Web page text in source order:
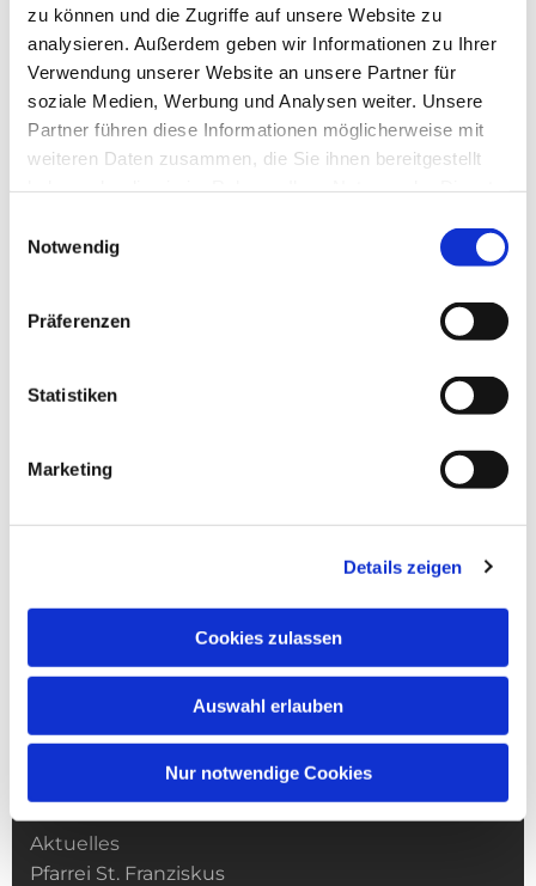
zu können und die Zugriffe auf unsere Website zu
analysieren. Außerdem geben wir Informationen zu Ihrer
Verwendung unserer Website an unsere Partner für
soziale Medien, Werbung und Analysen weiter. Unsere
Partner führen diese Informationen möglicherweise mit
weiteren Daten zusammen, die Sie ihnen bereitgestellt
Notwendig
Präferenzen
Statistiken
Marketing
Details zeigen
Cookies zulassen
Auswahl erlauben
Nur notwendige Cookies
Dies könnte Sie auch
interessieren
Kirchengemeinde­­ St. Franziskus
Aktuelles
Pfarrei St. Franziskus